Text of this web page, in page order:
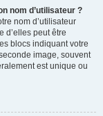
nom d’utilisateur ?
nom d’utilisateur
d’elles peut être
blocs indiquant votre
image, souvent
est unique ou